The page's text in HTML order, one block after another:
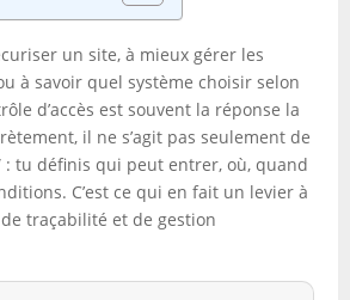
un site, à mieux gérer les
à savoir quel système choisir selon
d’accès est souvent la réponse la
il ne s’agit pas seulement de
: tu définis qui peut entrer, où, quand
C’est ce qui en fait un levier à
traçabilité et de gestion